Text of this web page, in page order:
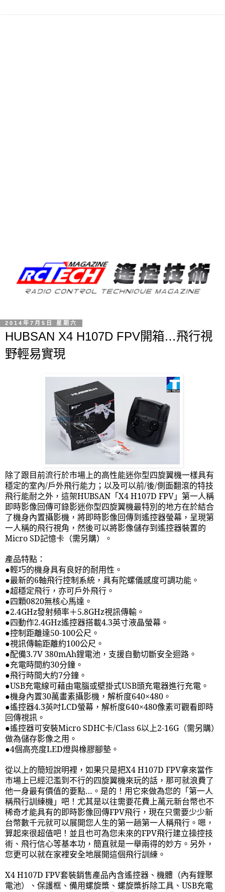
2014年7月5日 星期六
HUBSAN X4 H107D FPV開箱…飛行視
野輕易實現
除了跟目前流行於市場上的高性能迷你型四旋翼機一樣具有
穩定的室內/戶外飛行能力；以及可以前/後/側面翻滾的特技
飛行能耐之外，這架HUBSAN 「X4 H107D FPV」第一人稱
即時影像回傳可錄影迷你型四旋翼機最特別的地方在於結合
了機身內置攝影機，將即時影像回傳到遙控器螢幕，呈現第
一人稱的飛行視角，然後可以將影像儲存到遙控器裝置的
Micro SD記憶卡（需另購）。
產品特點：
●輕巧的機身具有良好的耐用性。
●最新的6軸飛行控制系統，具有陀螺儀感度可調功能。
●超穩定飛行，亦可戶外飛行。
●四顆0820無核心馬達。
●2.4GHz發射頻率＋5.8GHz視訊傳輸。
●四動作2.4GHz遙控器搭載4.3英寸液晶螢幕。
●控制距離達50-100公尺。
●視訊傳輸距離約100公尺。
●配備3.7V 380mAh鋰電池，支援自動切斷安全迴路。
●充電時間約30分鐘。
●飛行時間大約7分鐘。
●USB充電線可藉由電腦或壁掛式USB頭充電器進行充電。
●機身內置30萬畫素攝影機，解析度640×480 。
●遙控器4.3英吋LCD螢幕，解析度640×480像素可觀看即時
回傳視訊。
●遙控器可安裝Micro SDHC卡/Class 6以上2-16G（需另購）
做為儲存影像之用。
●4個高亮度LED燈與橡膠腳墊。
從以上的簡短說明裡，如果只是把X4 H107D FPV拿來當作
市場上已經氾濫到不行的四旋翼機來玩的話，那可就浪費了
他一身最有價值的要點…。是的！用它來做為您的「第一人
稱飛行訓練機」吧！尤其是以往需要花費上萬元新台幣也不
稀奇才能具有的即時影像回傳FPV飛行，現在只需要少少新
台幣數千元就可以展開您人生的第一趟第一人稱飛行。嗯，
算起來很超值吧！並且也可為您未來的FPV飛行建立操控技
術、飛行信心等基本功，簡直就是一舉兩得的妙方。另外，
您更可以就在家裡安全地展開這個飛行訓練。
X4 H107D FPV套裝銷售產品內含遙控器、機體（內有鋰聚
電池）、保護框、備用螺旋槳、螺旋槳拆除工具、 USB充電